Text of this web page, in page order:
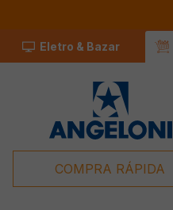
Eletro & Bazar
COMPRA RÁPIDA